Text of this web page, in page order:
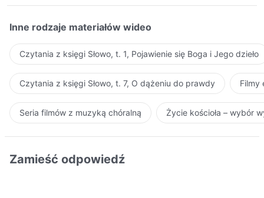
Inne rodzaje materiałów wideo
Czytania z księgi Słowo, t. 1, Pojawienie się Boga i Jego dzieło
Czytania z księgi Słowo, t. 7, O dążeniu do prawdy Filmy
Seria filmów z muzyką chóralną Życie kościoła – wybór
Zamieść odpowiedź